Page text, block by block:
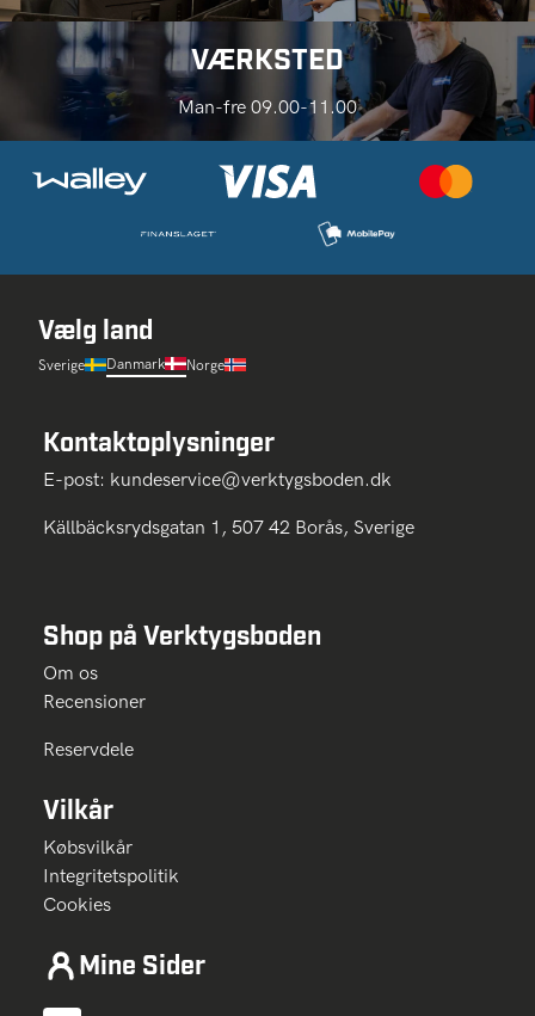
VÆRKSTED
Man-fre 09.00-11.00
Vælg land
Sverige Danmark Norge
Kontaktoplysninger
E-post: kundeservice@verktygsboden.dk
Källbäcksrydsgatan 1, 507 42 Borås, Sverige
Shop på Verktygsboden
Om os
Recensioner
Reservdele
Vilkår
Købsvilkår
Integritetspolitik
Cookies
Mine Sider